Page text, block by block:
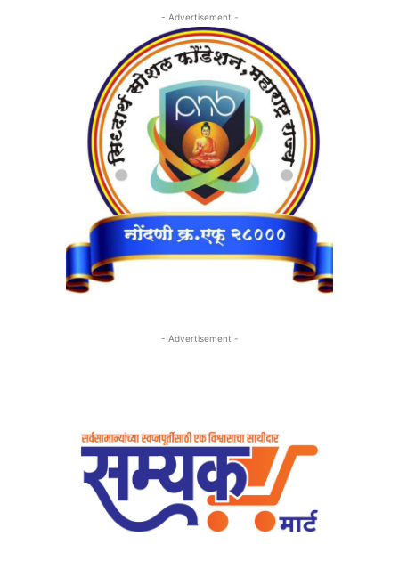
- Advertisement -
- Advertisement -